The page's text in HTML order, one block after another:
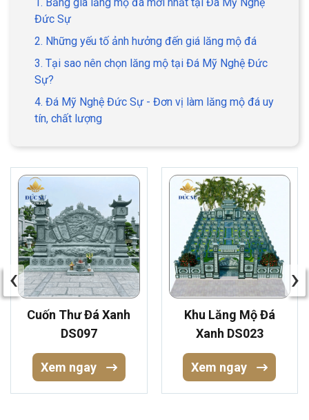
Đức Sự
2. Những yếu tố ảnh hưởng đến giá lăng mộ đá
3. Tại sao nên chọn lăng mộ tại Đá Mỹ Nghệ Đức
Sự?
4. Đá Mỹ Nghệ Đức Sự - Đơn vị làm lăng mộ đá uy
tín, chất lượng
Cuốn Thư Đá Xanh
DS097
Xem ngay
Khu Lăng Mộ Đá
Xanh DS023
Xem ngay
‹ ›